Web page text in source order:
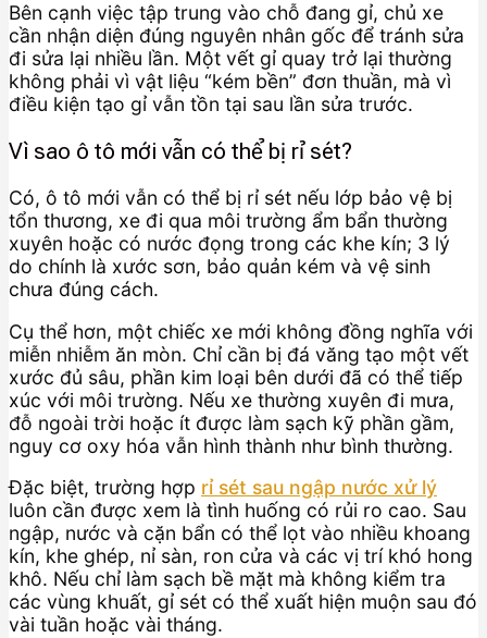
Bên cạnh việc tập trung vào chỗ đang gỉ, chủ xe
cần nhận diện đúng nguyên nhân gốc để tránh sửa
đi sửa lại nhiều lần. Một vết gỉ quay trở lại thường
không phải vì vật liệu “kém bền” đơn thuần, mà vì
điều kiện tạo gỉ vẫn tồn tại sau lần sửa trước.
Vì sao ô tô mới vẫn có thể bị rỉ sét?
Có, ô tô mới vẫn có thể bị rỉ sét nếu lớp bảo vệ bị
tổn thương, xe đi qua môi trường ẩm bẩn thường
xuyên hoặc có nước đọng trong các khe kín; 3 lý
do chính là xước sơn, bảo quản kém và vệ sinh
chưa đúng cách.
Cụ thể hơn, một chiếc xe mới không đồng nghĩa với
miễn nhiễm ăn mòn. Chỉ cần bị đá văng tạo một vết
xước đủ sâu, phần kim loại bên dưới đã có thể tiếp
xúc với môi trường. Nếu xe thường xuyên đi mưa,
đỗ ngoài trời hoặc ít được làm sạch kỹ phần gầm,
nguy cơ oxy hóa vẫn hình thành như bình thường.
Đặc biệt, trường hợp rỉ sét sau ngập nước xử lý
luôn cần được xem là tình huống có rủi ro cao. Sau
ngập, nước và cặn bẩn có thể lọt vào nhiều khoang
kín, khe ghép, nỉ sàn, ron cửa và các vị trí khó hong
khô. Nếu chỉ làm sạch bề mặt mà không kiểm tra
các vùng khuất, gỉ sét có thể xuất hiện muộn sau đó
vài tuần hoặc vài tháng.